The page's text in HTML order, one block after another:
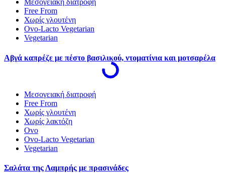
Μεσογειακή διατροφή
Free From
Χωρίς γλουτένη
Ovo-Lacto Vegetarian
Vegetarian
Αβγά καπρέζε με πέστο βασιλικού, ντοματίνια και μοτσαρέλα
Μεσογειακή διατροφή
Free From
Χωρίς γλουτένη
Χωρίς λακτόζη
Ovo
Ovo-Lacto Vegetarian
Vegetarian
Σαλάτα της Λαμπρής με πρασινάδες